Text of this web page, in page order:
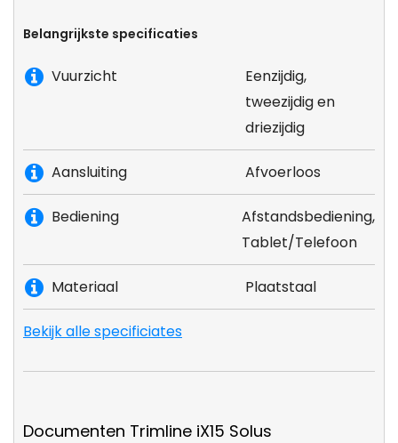
Belangrijkste specificaties
Vuurzicht
Eenzijdig,
tweezijdig en
driezijdig
Aansluiting Afvoerloos
Bediening
Afstandsbediening,
Tablet/Telefoon
Materiaal Plaatstaal
Bekijk alle specificiates
Documenten Trimline iX15 Solus